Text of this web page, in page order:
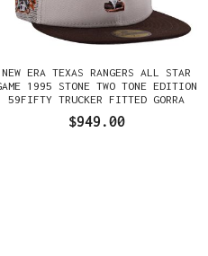
NEW ERA TEXAS RANGERS ALL STAR
1995 STONE TWO TONE EDITION
59FIFTY TRUCKER FITTED GORRA
$949.00